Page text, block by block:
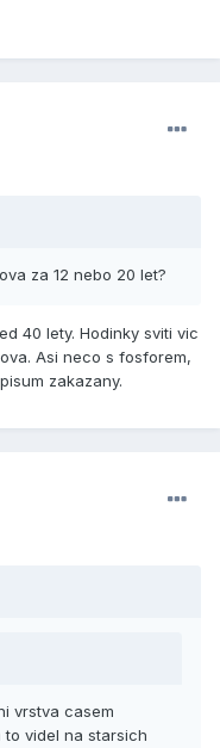
za 12 nebo 20 let?
40 lety. Hodinky sviti vic
Asi neco s fosforem,
zakazany.
vrstva casem
to videl na starsich